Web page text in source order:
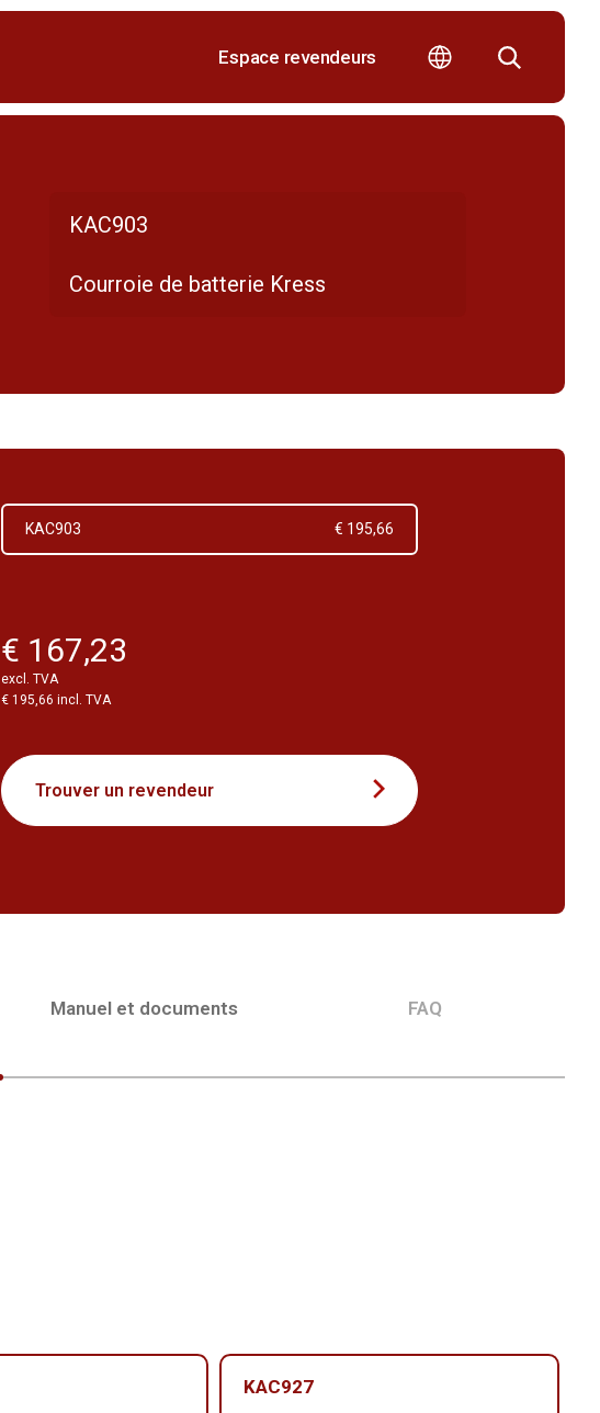
Espace revendeurs
KAC903
Courroie de batterie Kress
KAC903 € 195,66
€ 167,23
excl. TVA
€ 195,66 incl. TVA
Trouver un revendeur
Manuel et documents FAQ
KAC927